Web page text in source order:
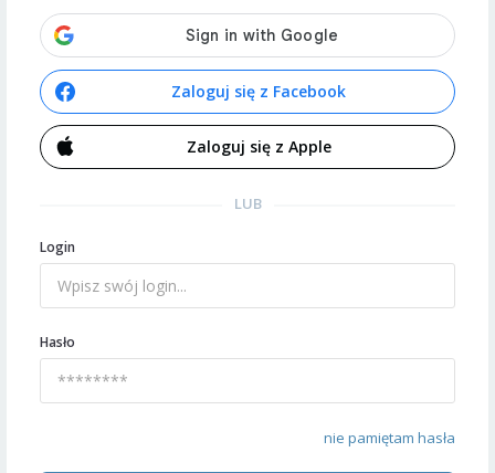
Zaloguj się z Facebook
Zaloguj się z Apple
LUB
Login
Hasło
nie pamiętam hasła